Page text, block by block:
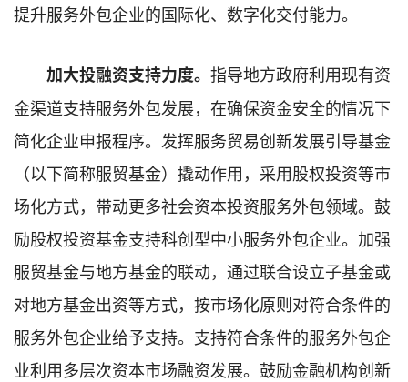
提升服务外包企业的国际化、数字化交付能力。
加大投融资支持力度。 指导地方政府利用现有资
金渠道支持服务外包发展，在确保资金安全的情况下
简化企业申报程序。 发挥服务贸易创新发展引导基金
（以下简称服贸基金） 撬动作用， 采用股权投资等市
场化方式， 带动更多社会资本投资服务外包领域。鼓
励股权投资基金支持科创型中小服务外包企业。加强
服贸基金与地方基金的联动，通过联合设立子基金或
对地方基金出资等方式， 按市场化原则对符合条件的
服务外包企业给予支持。 支持符合条件的服务外包企
业利用多层次资本市场融资发展。 鼓励金融机构创新